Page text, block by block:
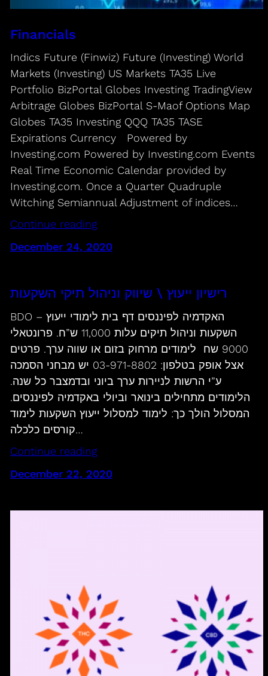
Financials
Indics Future (Finwiz) Future (Investing) World
Markets (Investing) US Markets TA35 Live
Portfolio BizPortal Globes Investing TradingView
Arbitrage Globes BizPortal S-Maof Options Map
Globes TA35 Investing QQQ TA35 TASE
Expirations Currency Powered by
Investing.com Powered by Investing.com Events
Real Time Economic Calendar provided by
Investing.com. Once a Quarter Quadruple
Witching Semiannual Adjustment of indices…
Continue reading
December 24, 2020
רישיון ייעוץ \ שיווק וניהול תיקי השקעות
BDO – האקדמיה לפיננסים דף בית לימודי ייעוץ
השקעות וניהול תיקים עלות 11,000 ש”ח. פרונטאלי
9000 שח לימודים מרחוק בזום או שווה ערך. פרטים
אצל אופק בטלפון: 03-971-8802 יש מבחני הסמכה
ע”י הרשות לניירות ערך ביוני ובדמצבר כל שנה.
הלימודים מתחילים בינואר וביולי באקדמיה לפיננסים.
המסלול הולך כך: לימוד למסלול ייעוץ השקעות לימוד
קורסים כלכלה…
Continue reading
December 22, 2020